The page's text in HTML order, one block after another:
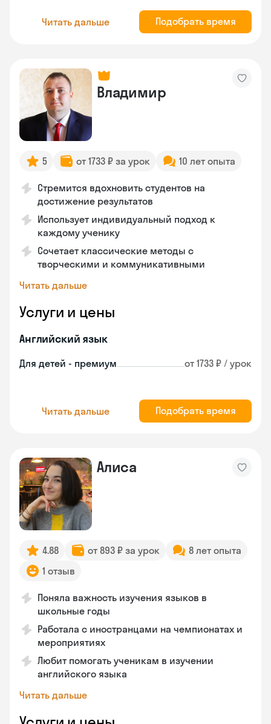
Читать дальше Подобрать время
Владимир
5 от 1733 ₽ за урок 10 лет опыта
Стремится вдохновить студентов на
достижение результатов
Использует индивидуальный подход к
каждому ученику
Сочетает классические методы с
творческими и коммуникативными
Читать дальше
Услуги и цены
Английский язык
Для детей - премиум от 1733 ₽ / урок
Читать дальше Подобрать время
Алиса
4.88 от 893 ₽ за урок
8 лет опыта
1 отзыв
Поняла важность изучения языков в
школьные годы
Работала с иностранцами на чемпионатах и
мероприятиях
Любит помогать ученикам в изучении
английского языка
Читать дальше